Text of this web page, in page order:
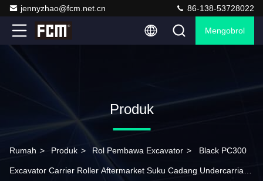
jennyzhao@fcm.net.cn 86-138-53728022
Mengobrol
Produk
Rumah > Produk > Rol Pembawa Excavator > Black PC300
Excavator Carrier Roller Aftermarket Suku Cadang Undercarriage